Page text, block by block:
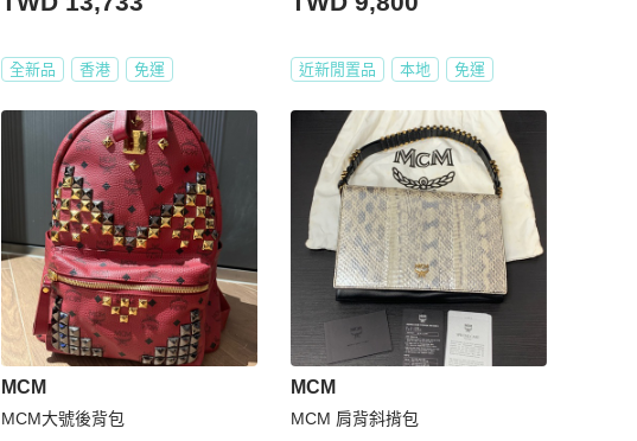
全新品 香港 免運 近新閒置品 本地 免運
MCM
MCM大號後背包
MCM
MCM 肩背斜揹包